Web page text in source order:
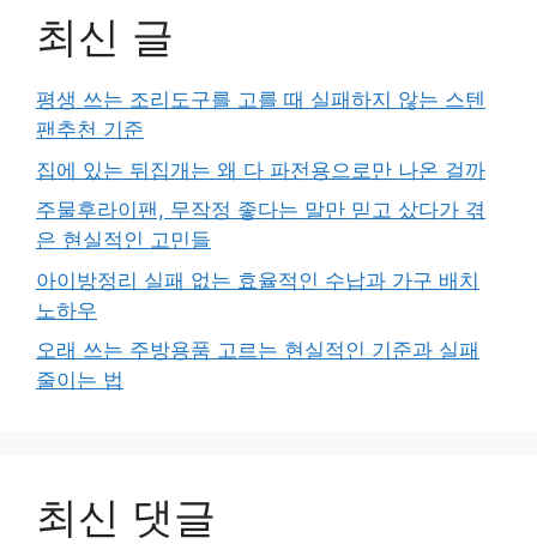
최신 글
평생 쓰는 조리도구를 고를 때 실패하지 않는 스텐
팬추천 기준
집에 있는 뒤집개는 왜 다 파전용으로만 나온 걸까
주물후라이팬, 무작정 좋다는 말만 믿고 샀다가 겪
은 현실적인 고민들
아이방정리 실패 없는 효율적인 수납과 가구 배치
노하우
오래 쓰는 주방용품 고르는 현실적인 기준과 실패
줄이는 법
최신 댓글